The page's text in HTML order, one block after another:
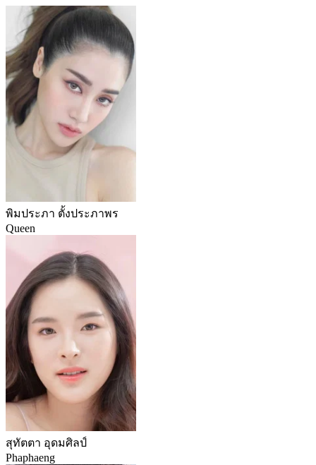
พิมประภา ตั้งประภาพร
Queen
สุทัตตา อุดมศิลป์
Phaphaeng